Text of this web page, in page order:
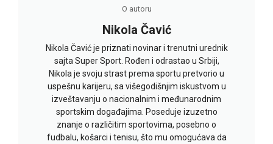
O autoru
Nikola Čavić
Nikola Čavić je priznati novinar i trenutni urednik
sajta Super Sport. Rođen i odrastao u Srbiji,
Nikola je svoju strast prema sportu pretvorio u
uspešnu karijeru, sa višegodišnjim iskustvom u
izveštavanju o nacionalnim i međunarodnim
sportskim događajima. Poseduje izuzetno
znanje o različitim sportovima, posebno o
fudbalu, košarci i tenisu, što mu omogućava da